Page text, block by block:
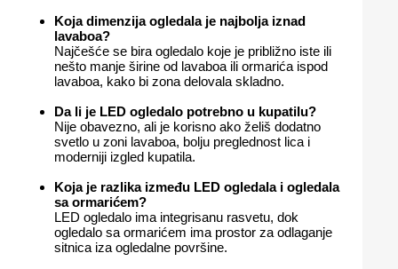
Koja dimenzija ogledala je najbolja iznad
lavaboa?
Najčešće se bira ogledalo koje je približno iste ili
nešto manje širine od lavaboa ili ormarića ispod
lavaboa, kako bi zona delovala skladno.
Da li je LED ogledalo potrebno u kupatilu?
Nije obavezno, ali je korisno ako želiš dodatno
svetlo u zoni lavaboa, bolju preglednost lica i
moderniji izgled kupatila.
Koja je razlika između LED ogledala i ogledala
sa ormarićem?
LED ogledalo ima integrisanu rasvetu, dok
ogledalo sa ormarićem ima prostor za odlaganje
sitnica iza ogledalne površine.